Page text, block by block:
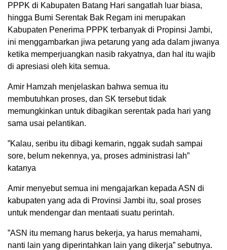
PPPK di Kabupaten Batang Hari sangatlah luar biasa,
hingga Bumi Serentak Bak Regam ini merupakan
Kabupaten Penerima PPPK terbanyak di Propinsi Jambi,
ini menggambarkan jiwa petarung yang ada dalam jiwanya
ketika memperjuangkan nasib rakyatnya, dan hal itu wajib
di apresiasi oleh kita semua.
‎Amir Hamzah menjelaskan bahwa semua itu
membutuhkan proses, dan SK tersebut tidak
memungkinkan untuk dibagikan serentak pada hari yang
sama usai pelantikan.
‎”Kalau, seribu itu dibagi kemarin, nggak sudah sampai
sore, belum nekennya, ya, proses administrasi lah”
katanya
‎Amir menyebut semua ini mengajarkan kepada ASN di
kabupaten yang ada di Provinsi Jambi itu, soal proses
untuk mendengar dan mentaati suatu perintah.
‎”ASN itu memang harus bekerja, ya harus memahami,
nanti lain yang diperintahkan lain yang dikerja” sebutnya.